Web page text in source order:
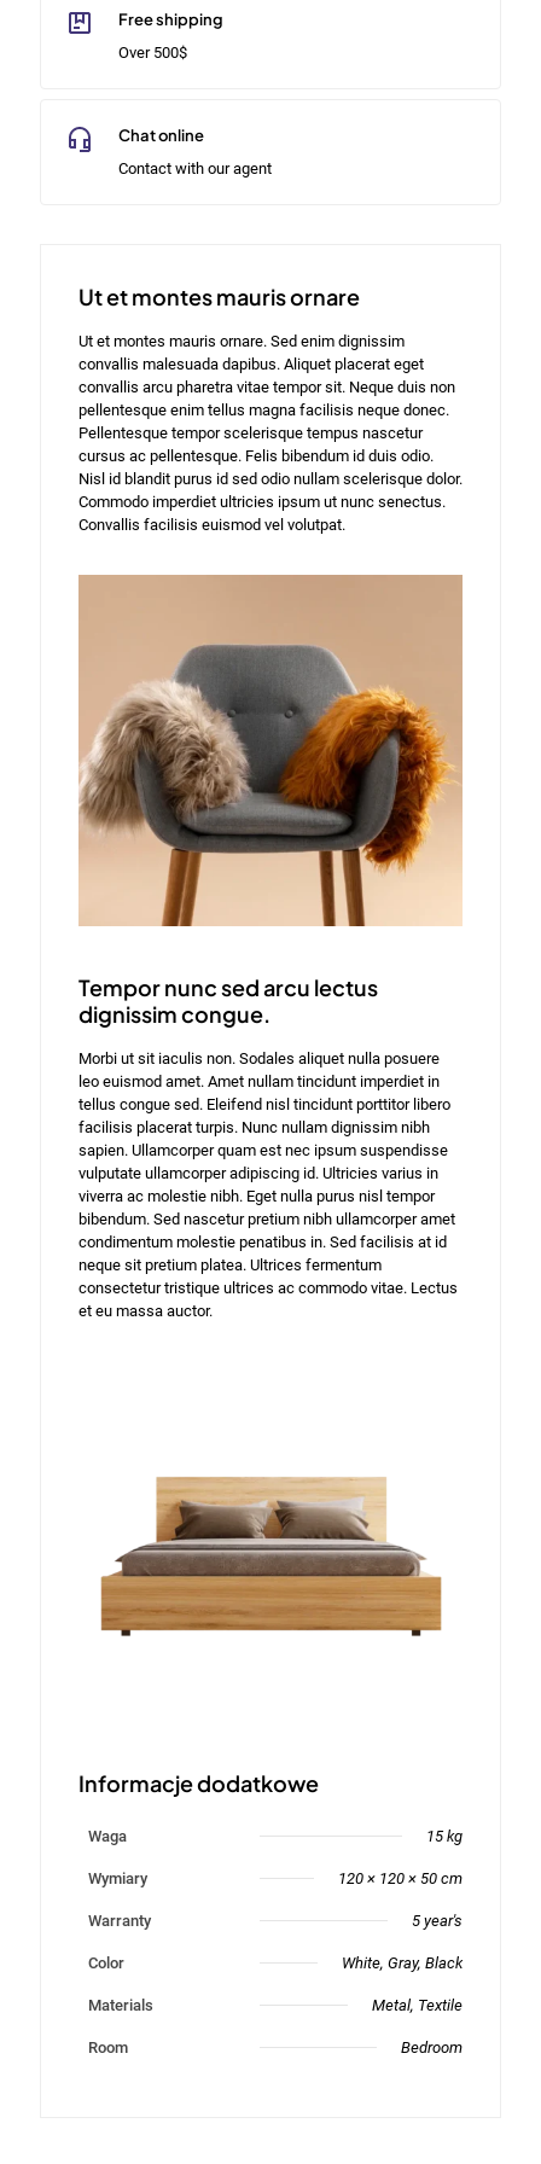
Free shipping
Over 500$
Chat online
Contact with our agent
Ut et montes mauris ornare
Ut et montes mauris ornare. Sed enim dignissim
convallis malesuada dapibus. Aliquet placerat eget
convallis arcu pharetra vitae tempor sit. Neque duis non
pellentesque enim tellus magna facilisis neque donec.
Pellentesque tempor scelerisque tempus nascetur
cursus ac pellentesque. Felis bibendum id duis odio.
Nisl id blandit purus id sed odio nullam scelerisque dolor.
Commodo imperdiet ultricies ipsum ut nunc senectus.
Convallis facilisis euismod vel volutpat.
Tempor nunc sed arcu lectus
dignissim congue.
Morbi ut sit iaculis non. Sodales aliquet nulla posuere
leo euismod amet. Amet nullam tincidunt imperdiet in
tellus congue sed. Eleifend nisl tincidunt porttitor libero
facilisis placerat turpis. Nunc nullam dignissim nibh
sapien. Ullamcorper quam est nec ipsum suspendisse
vulputate ullamcorper adipiscing id. Ultricies varius in
viverra ac molestie nibh. Eget nulla purus nisl tempor
bibendum. Sed nascetur pretium nibh ullamcorper amet
condimentum molestie penatibus in. Sed facilisis at id
neque sit pretium platea. Ultrices fermentum
consectetur tristique ultrices ac commodo vitae. Lectus
et eu massa auctor.
Informacje dodatkowe
Waga 15 kg
Wymiary 120 × 120 × 50 cm
Warranty 5 year's
Color White, Gray, Black
Materials Metal, Textile
Room Bedroom